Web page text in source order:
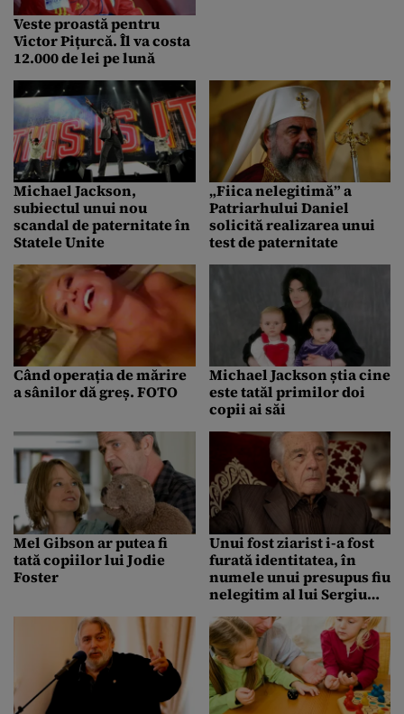
Veste proastă pentru
Victor Pițurcă. Îl va costa
12.000 de lei pe lună
Michael Jackson,
subiectul unui nou
scandal de paternitate în
Statele Unite
„Fiica nelegitimă” a
Patriarhului Daniel
solicită realizarea unui
test de paternitate
Când operația de mărire
a sânilor dă greș. FOTO
Michael Jackson știa cine
este tatăl primilor doi
copii ai săi
Mel Gibson ar putea fi
tată copiilor lui Jodie
Foster
Unui fost ziarist i-a fost
furată identitatea, în
numele unui presupus fiu
nelegitim al lui Sergiu